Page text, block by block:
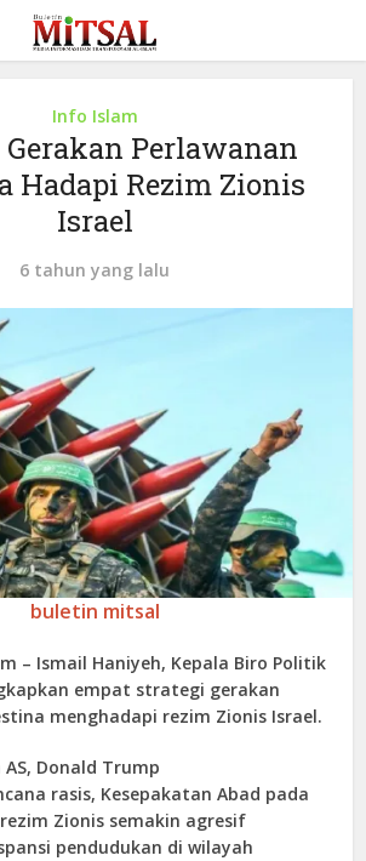
Info Islam
Perlawanan
Hadapi Rezim Zionis
Israel
6 tahun yang lalu
buletin mitsal
– Ismail Haniyeh, Kepala Biro Politik
empat strategi gerakan
menghadapi rezim Zionis Israel.
AS, Donald Trump
rasis, Kesepakatan Abad pada
rezim Zionis semakin agresif
pendudukan di wilayah